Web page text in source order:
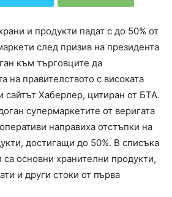
и продукти падат с до 50% от
след призив на президента
към търговците да
на правителството с високата
сайтът Хаберлер, цитиран от БТА.
супермаркетите от веригата
направиха отстъпки на
достигащи до 50%. В списъка
основни хранителни продукти,
и други стоки от първа